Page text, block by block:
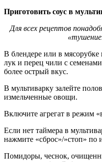
Приготовить соус в
Для всех рецептов
В блендере или в
лук и перец чили с
более острый вкус.
В мультиварку залейте
измельченные овощи.
Включите агрегат в режим
Если нет таймера в
нажмите «сброс»/»стоп» по
Помидоры, чеснок,